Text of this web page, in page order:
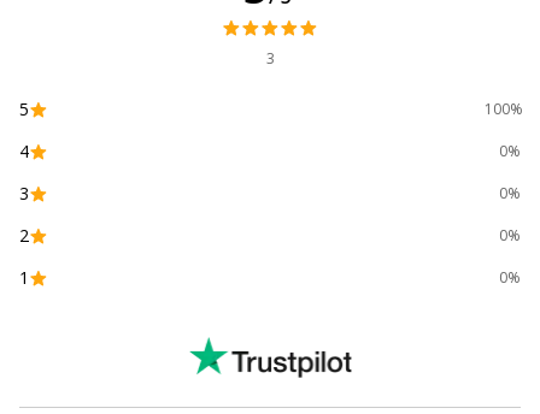
Format pris en
charge
Largeur du dos
Matériau(x) du
Métal
3
5 100%
4 0%
3 0%
2 0%
1 0%